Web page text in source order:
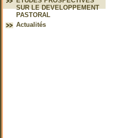
SUR LE DEVELOPPEMENT
PASTORAL
Actualités